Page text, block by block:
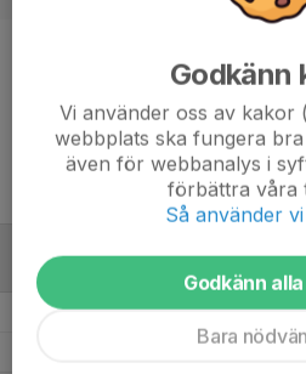
Målvakt
Ålder
16 år
ALLA SERIER
2026
Godkänn
Vi använder oss av kakor
webbplats ska fungera
även för webbanalys i
förbättra våra
Så använder
Godkänn
Bara